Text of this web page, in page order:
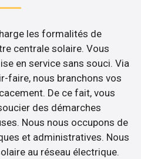
les formalités de
centrale solaire. Vous
en service sans souci. Via
faire, nous branchons vos
De ce fait, vous
des démarches
Nous nous occupons de
et administratives. Nous
au réseau électrique.